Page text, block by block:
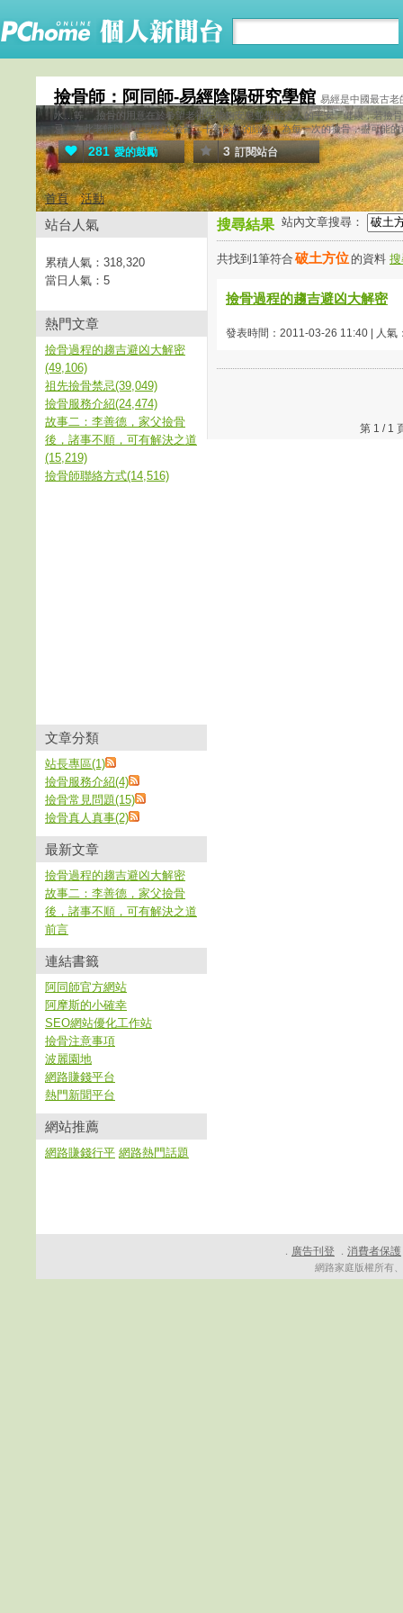
撿骨師：阿同師-易經陰陽研究學館 易經是中國最古老
水…等。 撿骨的用意在於希望老祖先能夠安息並帶給家人的平安、健康，若撿
忌。在此老師以畢生易學及撿骨二十年餘年的經驗，為每一次的撿骨，盡可能
281 愛的鼓勵 3 訂閱站台
首頁 活動
搜尋結果 站內文章搜尋：
共找到1筆符合 破土方位 的資料
撿骨過程的趨吉避凶大解密
發表時間：2011-03-26 11:40 | 人氣
第 1 /
站台人氣
累積人氣： 318,320
當日人氣： 5
熱門文章
撿骨過程的趨吉避凶大解密
(49,106)
祖先撿骨禁忌(39,049)
撿骨服務介紹(24,474)
故事二：李善德，家父撿骨
後，諸事不順，可有解決之道
(15,219)
撿骨師聯絡方式(14,516)
文章分類
站長專區(1)
撿骨服務介紹(4)
撿骨常見問題(15)
撿骨真人真事(2)
最新文章
撿骨過程的趨吉避凶大解密
故事二：李善德，家父撿骨
後，諸事不順，可有解決之道
前言
連結書籤
阿同師官方網站
阿摩斯的小確幸
SEO網站優化工作站
撿骨注意事項
波麗園地
網路賺錢平台
熱門新聞平台
網站推薦
網路賺錢行平 網路熱門話題
． 廣告刊登 ． 消費者保護
網路家庭版權所有